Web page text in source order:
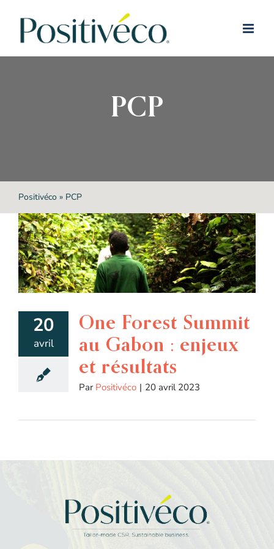
PCP
Positivéco» PCP
20
avril
One Forest Summit
au Gabon : enjeux
et résultats
Par Positivéco | 20 avril 2023